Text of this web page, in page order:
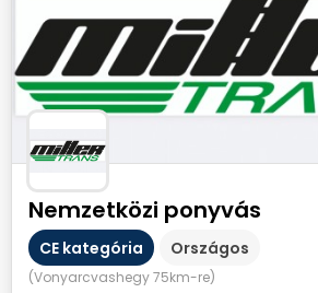
Nemzetközi ponyvás
CE kategória Országos
(Vonyarcvashegy 75km-re)